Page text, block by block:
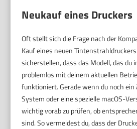
Neukauf eines Druckers
Oft stellt sich die Frage nach der
Kauf eines neuen
sicherstellen, dass das Modell, das du
problemlos mit deinem aktuellen
funktioniert. Gerade wenn du noch
System oder eine spezielle macOS-
wichtig vorab zu prüfen, ob
sind. So vermeidest du, dass der